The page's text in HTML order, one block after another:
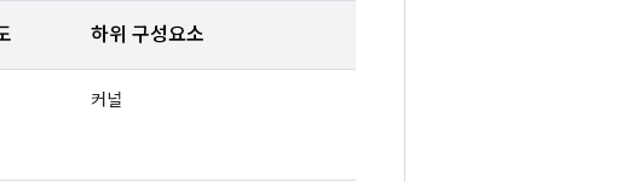
하위 구성요소
커널